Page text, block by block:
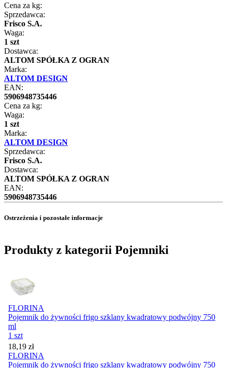
Cena za kg:
Sprzedawca:
Frisco S.A.
Waga:
1 szt
Dostawca:
ALTOM SPÓŁKA Z OGRAN
Marka:
ALTOM DESIGN
EAN:
5906948735446
Cena za kg:
Waga:
1 szt
Marka:
ALTOM DESIGN
Sprzedawca:
Frisco S.A.
Dostawca:
ALTOM SPÓŁKA Z OGRAN
EAN:
5906948735446
Ostrzeżenia i pozostałe informacje
Produkty z kategorii Pojemniki
FLORINA
Pojemnik do żywności frigo szklany kwadratowy podwójny 750
ml
1 szt
Cena
18,19 zł
FLORINA
Pojemnik do żywności frigo szklany kwadratowy podwójny 750